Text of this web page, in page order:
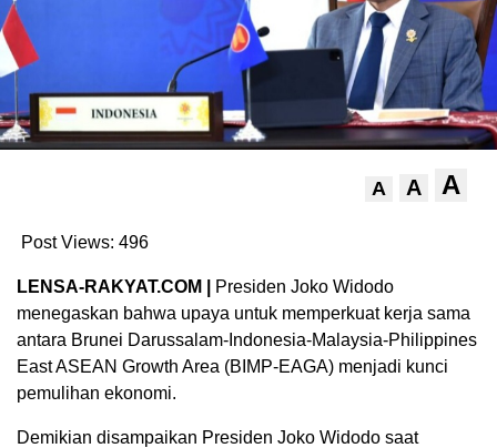
A A A
Post Views: 496
LENSA-RAKYAT.COM |
Presiden Joko Widodo
menegaskan bahwa upaya untuk memperkuat kerja sama
antara Brunei Darussalam-Indonesia-Malaysia-Philippines
East ASEAN Growth Area (BIMP-EAGA) menjadi kunci
pemulihan ekonomi.
Demikian disampaikan Presiden Joko Widodo saat